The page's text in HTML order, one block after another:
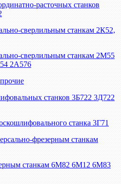
расточных станков
сверлильным станкам 2К52,
сверлильным станкам 2М55
2А576
станков 3Б722 3Д722
станка 3Г71
фрезерным станкам
станкам 6М82 6М12 6М83